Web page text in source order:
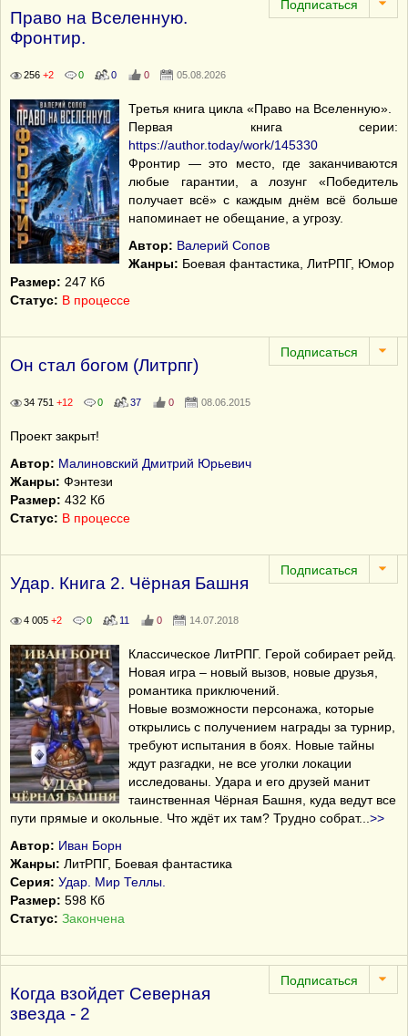
Право на Вселенную.
Фронтир.
256 +2 0 0 0 05.08.2026
Третья книга цикла «Право на Вселенную».
Первая книга серии:
https://author.today/work/145330
Фронтир — это место, где заканчиваются
любые гарантии, а лозунг «Победитель
получает всё» с каждым днём всё больше
напоминает не обещание, а угрозу.
Автор: Валерий Сопов
Жанры: Боевая фантастика, ЛитРПГ, Юмор
Размер: 247 Кб
Статус: В процессе
Он стал богом (Литрпг)
34 751 +12 0 37 0 08.06.2015
Проект закрыт!
Автор: Малиновский Дмитрий Юрьевич
Жанры: Фэнтези
Размер: 432 Кб
Статус: В процессе
Удар. Книга 2. Чёрная Башня
4 005 +2 0 11 0 14.07.2018
Классическое ЛитРПГ. Герой собирает рейд.
Новая игра – новый вызов, новые друзья,
романтика приключений.
Новые возможности персонажа, которые
открылись с получением награды за турнир,
требуют испытания в боях. Новые тайны
ждут разгадки, не все уголки локации
исследованы. Удара и его друзей манит
таинственная Чёрная Башня, куда ведут все
пути прямые и окольные. Что ждёт их там? Трудно собрат... >>
Автор: Иван Борн
Жанры: ЛитРПГ, Боевая фантастика
Серия: Удар. Мир Теллы.
Размер: 598 Кб
Статус: Закончена
Когда взойдет Северная
звезда - 2